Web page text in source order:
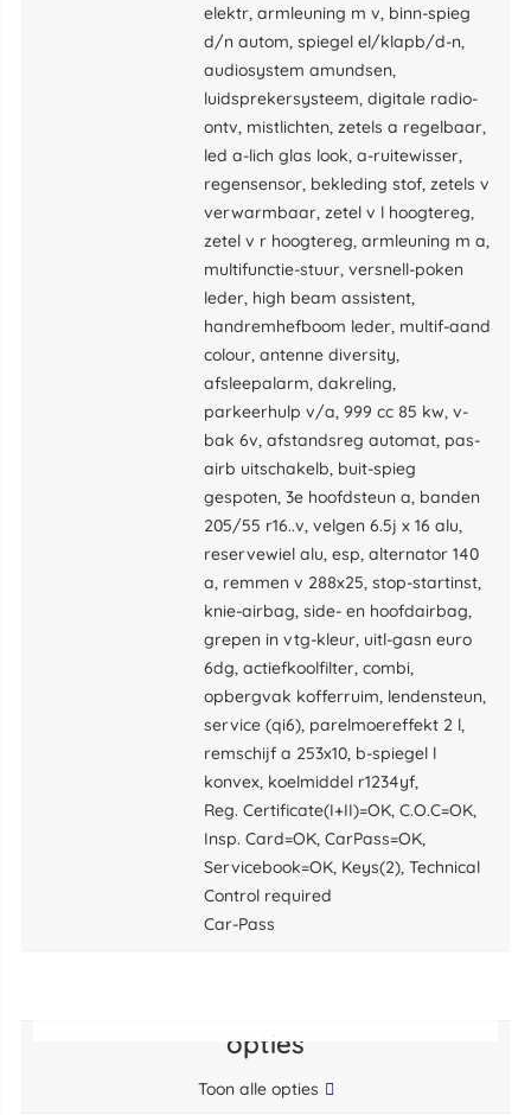
elektr, armleuning m v, binn-spieg
d/n autom, spiegel el/klapb/d-n,
audiosystem amundsen,
luidsprekersysteem, digitale radio-
ontv, mistlichten, zetels a regelbaar,
led a-lich glas look, a-ruitewisser,
regensensor, bekleding stof, zetels v
verwarmbaar, zetel v l hoogtereg,
zetel v r hoogtereg, armleuning m a,
multifunctie-stuur, versnell-poken
leder, high beam assistent,
handremhefboom leder, multif-aand
colour, antenne diversity,
afsleepalarm, dakreling,
parkeerhulp v/a, 999 cc 85 kw, v-
bak 6v, afstandsreg automat, pas-
airb uitschakelb, buit-spieg
gespoten, 3e hoofdsteun a, banden
205/55 r16..v, velgen 6.5j x 16 alu,
reservewiel alu, esp, alternator 140
a, remmen v 288x25, stop-startinst,
knie-airbag, side- en hoofdairbag,
grepen in vtg-kleur, uitl-gasn euro
6dg, actiefkoolfilter, combi,
opbergvak kofferruim, lendensteun,
service (qi6), parelmoereffekt 2 l,
remschijf a 253x10, b-spiegel l
konvex, koelmiddel r1234yf,
Reg. Certificate(I+II)=OK, C.O.C=OK,
Insp. Card=OK, CarPass=OK,
Servicebook=OK, Keys(2), Technical
Control required
Car-Pass
opties
Toon alle opties